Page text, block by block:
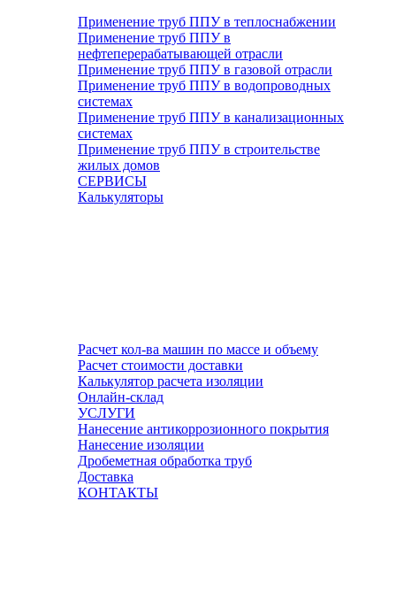
Применение труб ППУ в теплоснабжении
Применение труб ППУ в
нефтеперерабатывающей отрасли
Применение труб ППУ в газовой отрасли
Применение труб ППУ в водопроводных
системах
Применение труб ППУ в канализационных
системах
Применение труб ППУ в строительстве
жилых домов
СЕРВИСЫ
Калькуляторы
Расчет кол-ва машин по массе и объему
Расчет стоимости доставки
Калькулятор расчета изоляции
Онлайн-склад
УСЛУГИ
Нанесение антикоррозионного покрытия
Нанесение изоляции
Дробеметная обработка труб
Доставка
КОНТАКТЫ